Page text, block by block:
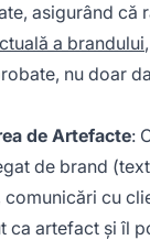
asigurând că
a brandului
nu doar
de Artefacte:
de brand
cu
ca artefact și îl